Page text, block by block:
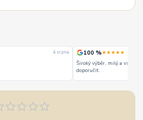
4. srpna 100 %★★★★★
Široký výběr, milý a
doporučit.